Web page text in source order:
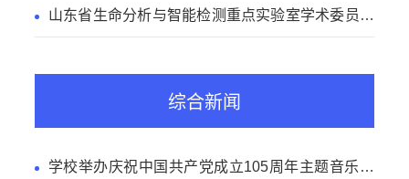
山东省生命分析与智能检测重点实验室学术委员会
综合新闻
学校举办庆祝中国共产党成立105周年主题音乐党